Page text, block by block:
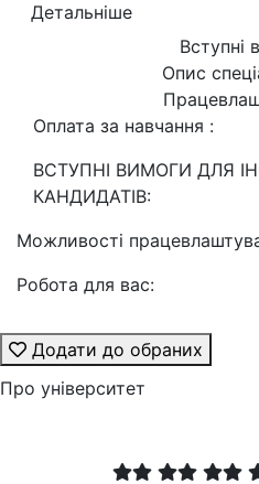
Детальніше
Вступні
Опис
Оплата за навчання :
ВСТУПНІ ВИМОГИ ДЛЯ
КАНДИДАТІВ:
Можливості
Робота для вас:
Додати до обраних
Про університет